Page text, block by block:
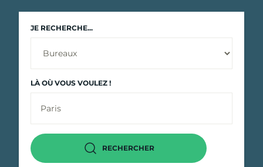
JE RECHERCHE...
LÀ OÙ VOUS VOULEZ !
RECHERCHER